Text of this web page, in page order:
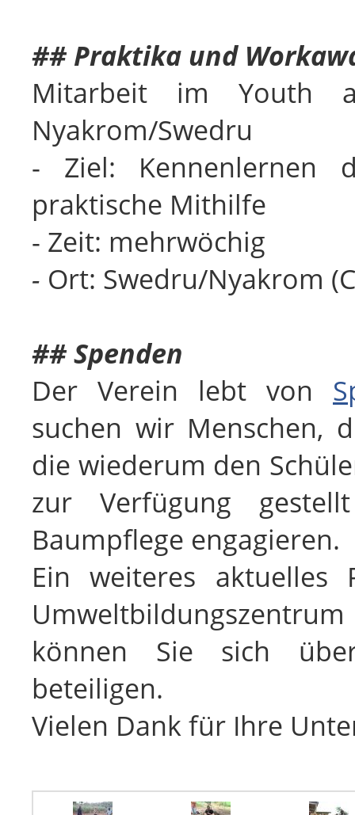
## Praktika und
Mitarbeit im Youth
Nyakrom/Swedru
- Ziel: Kennenlernen
praktische Mithilfe
- Zeit: mehrwöchig
- Ort: Swedru/Nyakrom
## Spenden
Der Verein lebt von
suchen wir Menschen,
die wiederum den
zur Verfügung
Baumpflege engagieren.
Ein weiteres
können Sie sich
beteiligen.
Vielen Dank für Ihre